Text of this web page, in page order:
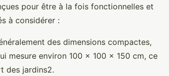
pour être à la fois fonctionnelles et
à considérer :
des dimensions compactes,
mesure environ 100 x 100 x 150 cm, ce
des jardins2.